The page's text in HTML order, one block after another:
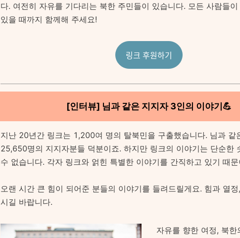
다. 여전히 자유를 기다리는 북한 주민들이 있습니다. 모든 사람들
있을 때까지 함께해 주세요!
링크 후원하기
[인터뷰] 님과 같은 지지자 3인의 이야기💪
지난 20년간 링크는 1,200여 명의 탈북민을 구출했습니다. 님과 같
25,650명의 지지자분들 덕분이죠. 하지만 링크의 이야기는 단순한
수 없습니다. 각자 링크와 얽힌 특별한 이야기를 간직하고 있기 때문
오랜 시간 큰 힘이 되어준 분들의 이야기를 들려드릴게요. 힘과 열
시길 바랍니다.
자유를 향한 여정, 북